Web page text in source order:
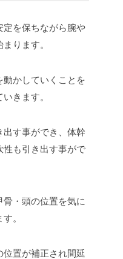
定を保ちながら腕や
ります。
動かしていくことを
きます。
出す事ができ、体幹
性も引き出す事がで
・頭の位置を気に
。
位置が補正され間延